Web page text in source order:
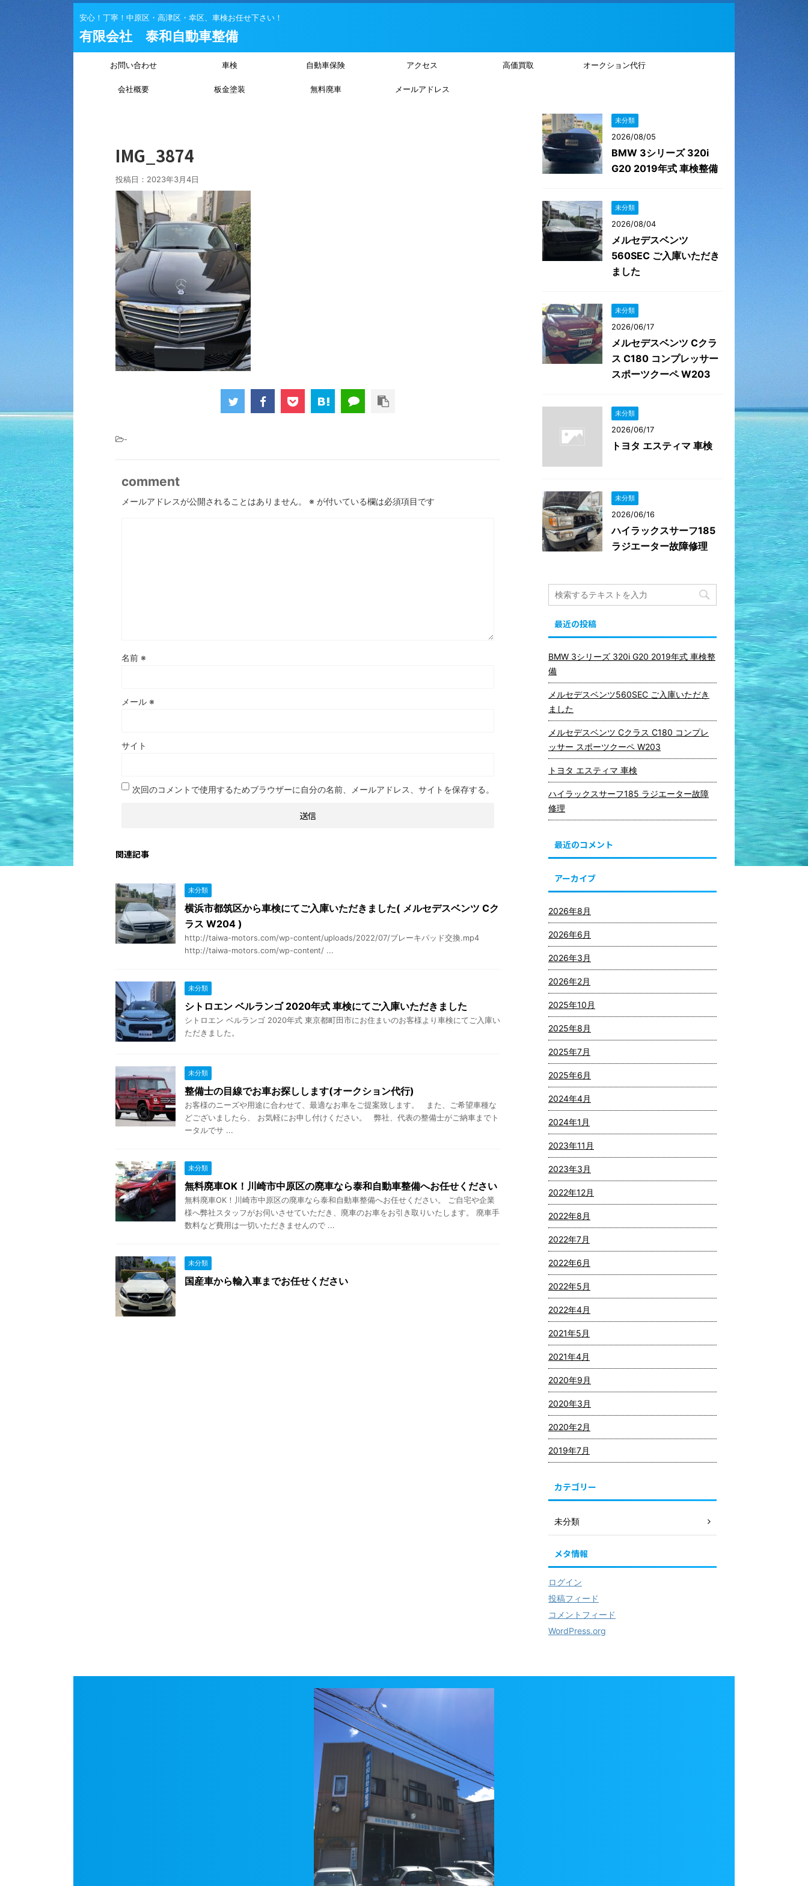
安心！丁寧！中原区・高津区・幸区、車検お任せ下さい！
有限会社 泰和自動車整備
お問い合わせ 車検 自動車保険 アクセス 高価買取 オークション代行
会社概要 板金塗装 無料廃車 メールアドレス
IMG_3874
投稿日： 2023年3月4日
-
comment
メールアドレスが公開されることはありません。 ※ が付いている欄は必須項目です
名前 ※
メール ※
サイト
次回のコメントで使用するためブラウザーに自分の名前、メールアドレス、サイトを保存する。
関連記事
未分類
横浜市都筑区から車検にてご入庫いただきました( メルセデスベンツ Cク
ラス W204 )
http://taiwa-motors.com/wp-content/uploads/2022/07/ブレーキパッド交換.mp4
http://taiwa-motors.com/wp-content/ ...
未分類
シトロエン ベルランゴ 2020年式 車検にてご入庫いただきました
シトロエン ベルランゴ 2020年式 東京都町田市にお住まいのお客様より車検にてご入庫い
ただきました。
未分類
整備士の目線でお車お探しします(オークション代行)
お客様のニーズや用途に合わせて、最適なお車をご提案致します。 また、ご希望車種な
どございましたら、 お気軽にお申し付けください。 弊社、代表の整備士がご納車までト
ータルでサ ...
未分類
無料廃車OK！川崎市中原区の廃車なら泰和自動車整備へお任せください
無料廃車OK！川崎市中原区の廃車なら泰和自動車整備へお任せください。 ご自宅や企業
様へ弊社スタッフがお伺いさせていただき、廃車のお車をお引き取りいたします。 廃車手
数料など費用は一切いただきませんので ...
未分類
国産車から輸入車までお任せください
未分類
2026/08/05
BMW 3シリーズ 320i
G20 2019年式 車検整備
未分類
2026/08/04
メルセデスベンツ
560SEC ご入庫いただき
ました
未分類
2026/06/17
メルセデスベンツ Cクラ
ス C180 コンプレッサー
スポーツクーペ W203
未分類
2026/06/17
トヨタ エスティマ 車検
未分類
2026/06/16
ハイラックスサーフ185
ラジエーター故障修理
最近の投稿
BMW 3シリーズ 320i G20 2019年式 車検整
備
メルセデスベンツ560SEC ご入庫いただき
ました
メルセデスベンツ Cクラス C180 コンプレ
ッサー スポーツクーペ W203
トヨタ エスティマ 車検
ハイラックスサーフ185 ラジエーター故障
修理
最近のコメント
アーカイブ
2026年8月
2026年6月
2026年3月
2026年2月
2025年10月
2025年8月
2025年7月
2025年6月
2024年4月
2024年1月
2023年11月
2023年3月
2022年12月
2022年8月
2022年7月
2022年6月
2022年5月
2022年4月
2021年5月
2021年4月
2020年9月
2020年3月
2020年2月
2019年7月
カテゴリー
未分類
メタ情報
ログイン
投稿フィード
コメントフィード
WordPress.org